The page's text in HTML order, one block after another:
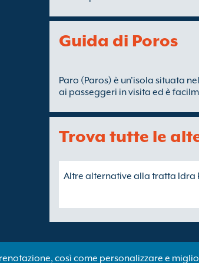
Guida di Poros
Paro (Paros) è un'isola situata
ai passeggeri in visita ed è
Trova tutte le
Altre alternative alla tratta Idra
Copyright ©Newincco 1399 Limited
così come personalizzare e